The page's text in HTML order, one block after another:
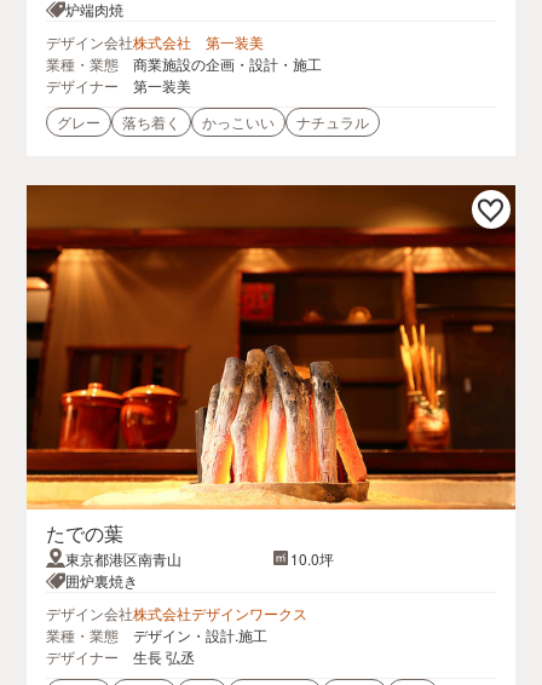
比寿南1-8-11タオスビル1〜4F
炉端肉焼
デザイン会社株式会社 第一装美
業種・業態
商業施設の企画・設計・施工
デザイナー
第一装美
グレー
落ち着く かっこいい ナチュラル
たでの葉
東京都港区南青山
10.0坪
囲炉裏焼き
デザイン会社株式会社デザインワークス
業種・業態
デザイン・設計.施工
デザイナー
生長 弘丞